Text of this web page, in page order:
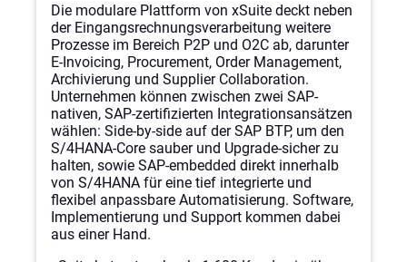
Die modulare Plattform von xSuite deckt neben
der Eingangsrechnungsverarbeitung weitere
Prozesse im Bereich P2P und O2C ab, darunter
E-Invoicing, Procurement, Order Management,
Archivierung und Supplier Collaboration.
Unternehmen können zwischen zwei SAP-
nativen, SAP-zertifizierten Integrationsansätzen
wählen: Side-by-side auf der SAP BTP, um den
S/4HANA-Core sauber und Upgrade-sicher zu
halten, sowie SAP-embedded direkt innerhalb
von S/4HANA für eine tief integrierte und
flexibel anpassbare Automatisierung. Software,
Implementierung und Support kommen dabei
aus einer Hand.